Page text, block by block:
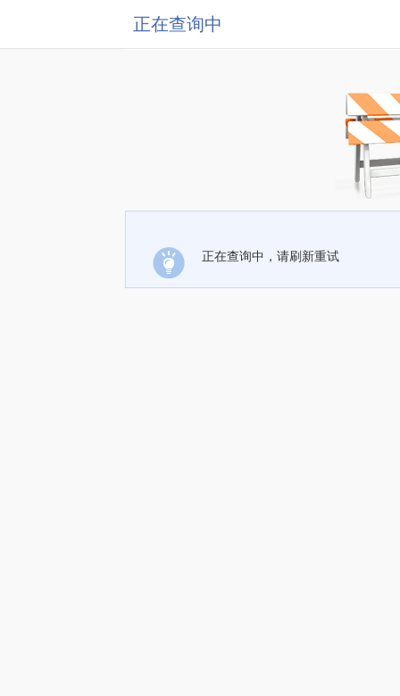
正在查询中
正在查询中，请刷新重试